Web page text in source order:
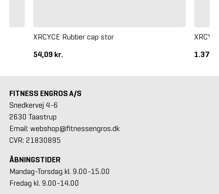
XRCYCE Rubber cap stor
54,09 kr.
1.375
FITNESS ENGROS A/S
Snedkervej 4-6
2630 Taastrup
Email: webshop@fitnessengros.dk
CVR: 21830895
ÅBNINGSTIDER
Mandag-Torsdag kl. 9.00-15.00
Fredag kl. 9.00-14.00